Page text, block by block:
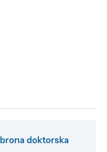
doktorska